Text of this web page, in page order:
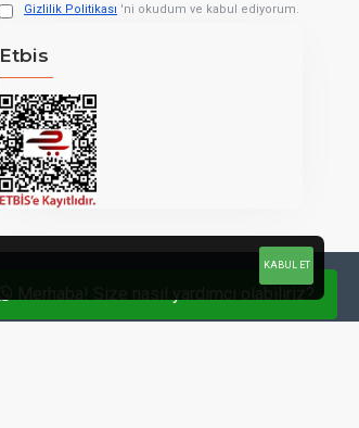
Gizlilik Politikası 'ni okudum ve kabul ediyorum.
Etbis
KABUL ET